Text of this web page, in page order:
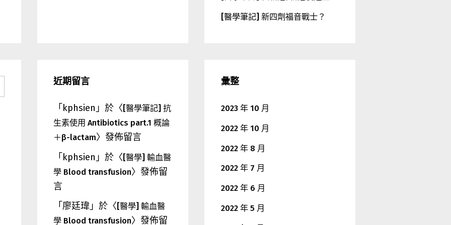
[醫學筆記] 新四劑福音戰士？
近期留言
「 kphsien 」於〈 [醫學筆記] 抗
生素使用 Antibiotics part.1 概論
＋β-lactam〉發佈留言
「 kphsien 」於〈 [醫學] 輸血醫
學 Blood transfusion〉發佈留
言
「廖廷瑋 」於〈 [醫學] 輸血醫
學 Blood transfusion〉發佈留
彙整
2023 年 10 月
2022 年 10 月
2022 年 8 月
2022 年 7 月
2022 年 6 月
2022 年 5 月